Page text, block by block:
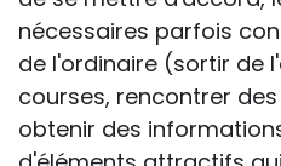
nécessaires parfois
de l'ordinaire (sortir de
courses, rencontrer
obtenir des